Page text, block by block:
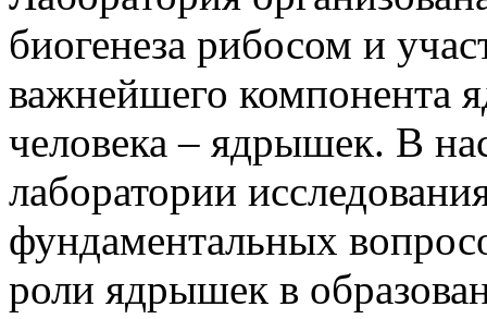
биогенеза рибосом и
важнейшего компонента
человека – ядрышек. В
лаборатории
фундаментальных
роли ядрышек в